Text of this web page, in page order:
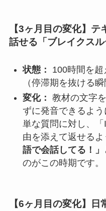
【3ヶ月目の変化】
話せる「ブレイクスル
状態：
100時間を
（停滞期を抜ける
変化： 教材の文字
ずに発音できるよ
単な質問に対し、
由を添えて返せるよ
語で会話してる！
のがこの時期です。
【6ヶ月目の変化】